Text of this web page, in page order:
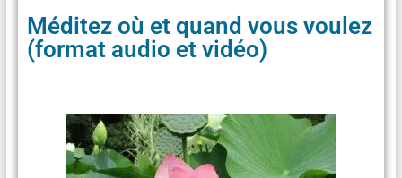
Méditez où et quand vous voulez
(format audio et vidéo)